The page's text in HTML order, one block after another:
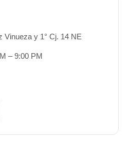
Vinueza y 1° Cj. 14 NE
– 9:00 PM